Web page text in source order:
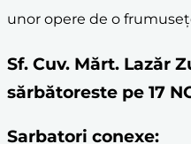
unor opere de o
Sf. Cuv. Mărt. Lazăr
sărbătoreste pe 17
Sarbatori conexe: